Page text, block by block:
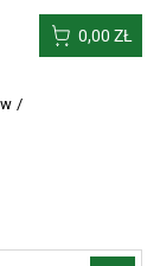
0,00 ZŁ
/